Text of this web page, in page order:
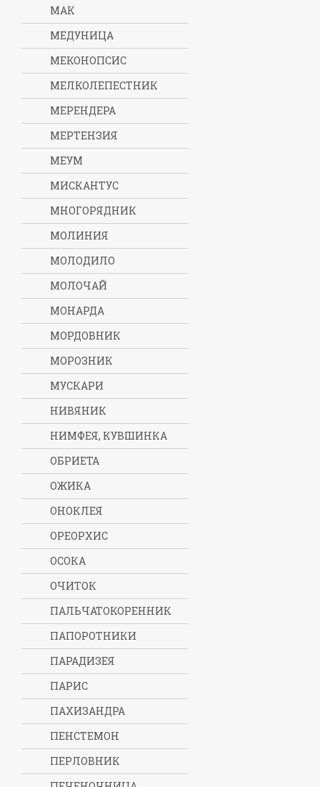
МАК
МЕДУНИЦА
МЕКОНОПСИС
МЕЛКОЛЕПЕСТНИК
МЕРЕНДЕРА
МЕРТЕНЗИЯ
МЕУМ
МИСКАНТУС
МНОГОРЯДНИК
МОЛИНИЯ
МОЛОДИЛО
МОЛОЧАЙ
МОНАРДА
МОРДОВНИК
МОРОЗНИК
МУСКАРИ
НИВЯНИК
НИМФЕЯ, КУВШИНКА
ОБРИЕТА
ОЖИКА
ОНОКЛЕЯ
ОРЕОРХИС
ОСОКА
ОЧИТОК
ПАЛЬЧАТОКОРЕННИК
ПАПОРОТНИКИ
ПАРАДИЗЕЯ
ПАРИС
ПАХИЗАНДРА
ПЕНСТЕМОН
ПЕРЛОВНИК